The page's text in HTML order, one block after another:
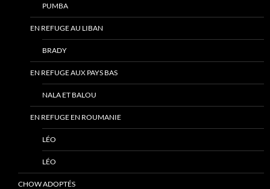
PUMBA
EN REFUGE AU LIBAN
BRADY
EN REFUGE AUX PAYS BAS
NALA ET BALOU
EN REFUGE EN ROUMANIE
LÉO
LÉO
CHOW ADOPTÉS